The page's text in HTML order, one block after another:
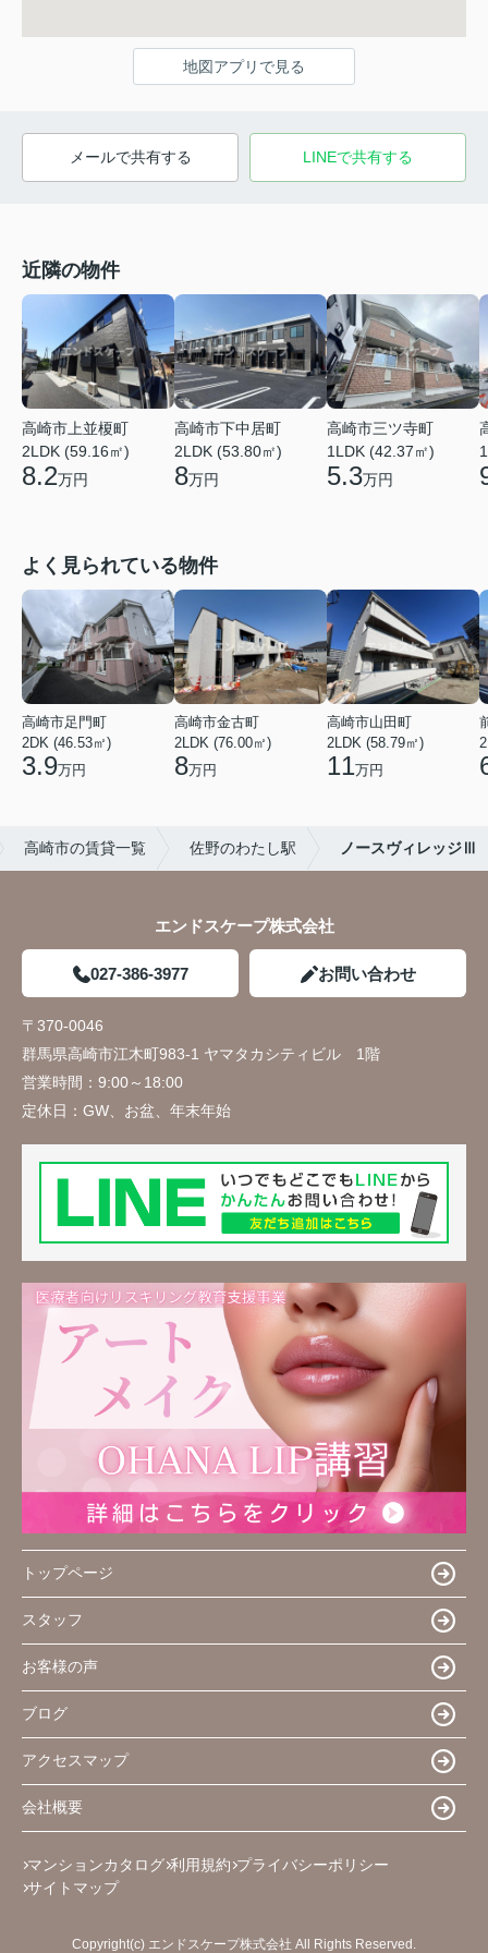
地図アプリで見る
メールで共有する LINEで共有する
近隣の物件
高崎市上並榎町
2LDK (59.16㎡)
8.2万円
高崎市下中居町
2LDK (53.80㎡)
8万円
高崎市三ツ寺町
1LDK (42.37㎡)
5.3万円
よく見られている物件
高崎市足門町
2DK (46.53㎡)
3.9万円
高崎市金古町
2LDK (76.00㎡)
8万円
高崎市山田町
2LDK (58.79㎡)
11万円
高崎市の賃貸一覧 佐野のわたし駅 ノースヴィレッジⅢ
エンドスケープ株式会社
027-386-3977 お問い合わせ
〒370-0046
群馬県高崎市江木町983-1 ヤマタカシティビル 1階
営業時間： 9:00～18:00
定休日： GW、お盆、年末年始
トップページ
スタッフ
お客様の声
ブログ
アクセスマップ
会社概要
マンションカタログ 利用規約 プライバシーポリシー
サイトマップ
Copyright(c) エンドスケープ株式会社 All Rights Reserved.